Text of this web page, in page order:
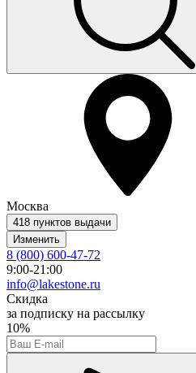
Москва
418 пунктов выдачи
Изменить
8 (800) 600-47-72
9:00-21:00
info@lakestone.ru
Скидка
за подписку на рассылку
10%